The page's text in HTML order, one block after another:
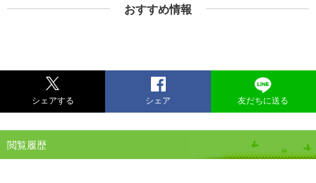
おすすめ情報
シェアする シェア 友だちに送る
閲覧履歴